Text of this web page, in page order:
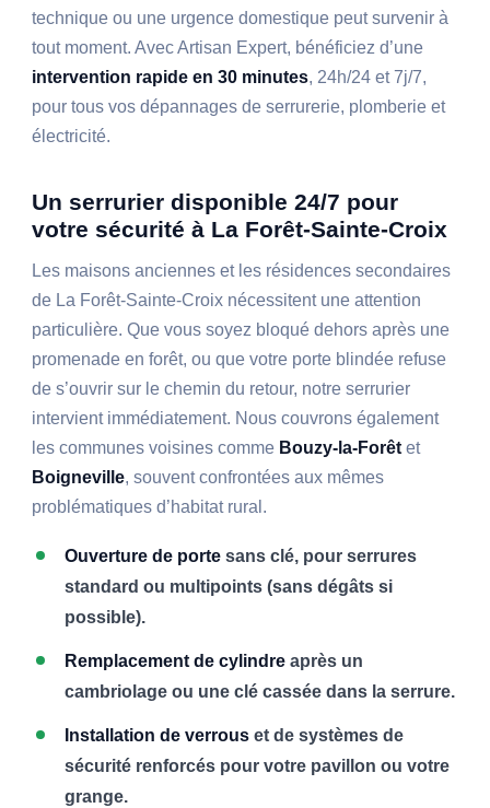
technique ou une urgence domestique peut survenir à
tout moment. Avec Artisan Expert, bénéficiez d’une
intervention rapide en 30 minutes, 24h/24 et 7j/7,
pour tous vos dépannages de serrurerie, plomberie et
électricité.
Un serrurier disponible 24/7 pour
votre sécurité à La Forêt-Sainte-Croix
Les maisons anciennes et les résidences secondaires
de La Forêt-Sainte-Croix nécessitent une attention
particulière. Que vous soyez bloqué dehors après une
promenade en forêt, ou que votre porte blindée refuse
de s’ouvrir sur le chemin du retour, notre serrurier
intervient immédiatement. Nous couvrons également
les communes voisines comme Bouzy-la-Forêtet
Boigneville, souvent confrontées aux mêmes
problématiques d’habitat rural.
Ouverture de porte sans clé, pour serrures
standard ou multipoints (sans dégâts si
possible).
Remplacement de cylindre après un
cambriolage ou une clé cassée dans la serrure.
Installation de verrous et de systèmes de
sécurité renforcés pour votre pavillon ou votre
grange.